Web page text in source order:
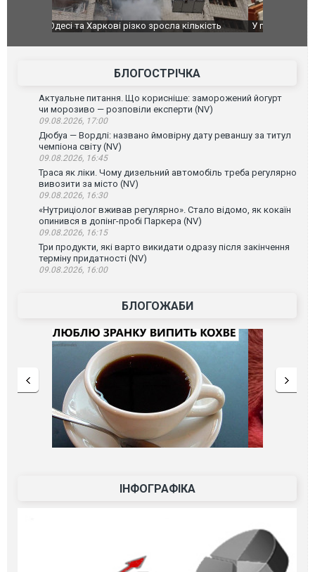
У парламенті Косово прем'єра закидали яйцями
Приїхав
до
зіркового
БЛОГОСТРІЧКА
Актуальне питання. Що корисніше: заморожений йогурт
чи морозиво — розповіли експерти (NV)
09.08.2026, 17:00
Дюбуа — Вордлі: названо ймовірну дату реваншу за титул
чемпіона світу (NV)
09.08.2026, 16:45
Траса як ліки. Чому дизельний автомобіль треба регулярно
вивозити за місто (NV)
09.08.2026, 16:30
«Нутриціолог вживав регулярно». Стало відомо, як кокаїн
опинився в допінг-пробі Паркера (NV)
09.08.2026, 16:15
Три продукти, які варто викидати одразу після закінчення
терміну придатності (NV)
09.08.2026, 16:00
БЛОГОЖАБИ
ІНФОГРАФІКА